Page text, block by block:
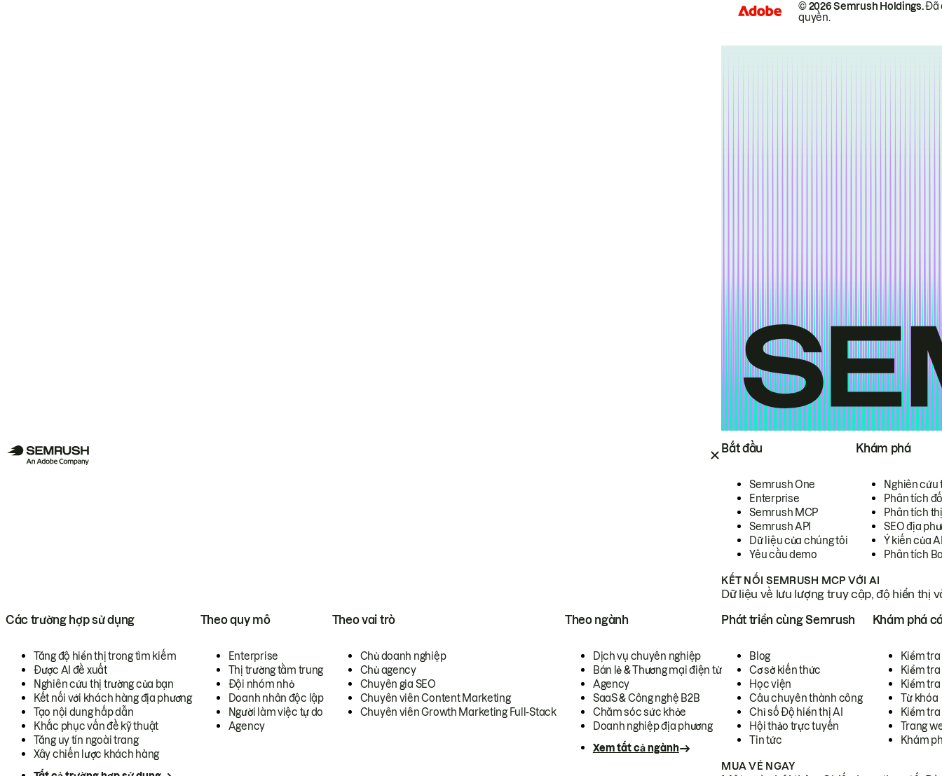
Bắt đầu
Semrush One
Enterprise
Semrush MCP
Semrush API
Dữ liệu của chúng tôi
Yêu cầu demo
Khám phá
Nghiên cứu
Phân tích
Phân tích
SEO địa
Ý kiến của
Phân tích
KẾT NỐI SEMRUSH MCP VỚI AI
Dữ liệu về lưu lượng truy cập, độ hiển thị
Các trường hợp sử dụng
Tăng độ hiển thị trong tìm kiếm
Được AI đề xuất
Nghiên cứu thị trường của bạn
Kết nối với khách hàng địa phương
Tạo nội dung hấp dẫn
Khắc phục vấn đề kỹ thuật
Tăng uy tín ngoài trang
Xây chiến lược khách hàng
Theo quy mô
Enterprise
Thị trường tầm trung
Đội nhóm nhỏ
Doanh nhân độc lập
Người làm việc tự do
Agency
Theo vai trò
Chủ doanh nghiệp
Chủ agency
Chuyên gia SEO
Chuyên viên Content Marketing
Chuyên viên Growth Marketing Full-Stack
Theo ngành
Dịch vụ chuyên nghiệp
Bán lẻ & Thương mại điện tử
Agency
SaaS & Công nghệ B2B
Chăm sóc sức khỏe
Doanh nghiệp địa phương
Xem tất cả ngành
Phát triển cùng Semrush
Blog
Cơ sở kiến thức
Học viện
Câu chuyên thành công
Chỉ số Độ hiển thị AI
Hội thảo trực tuyến
Tin tức
Khám phá
Kiểm
Kiểm tra
Kiểm
Từ khóa
Kiểm
Trang
Khám
MUA VÉ NGAY
© 2026 Semrush Holdings.Đã
quyền.